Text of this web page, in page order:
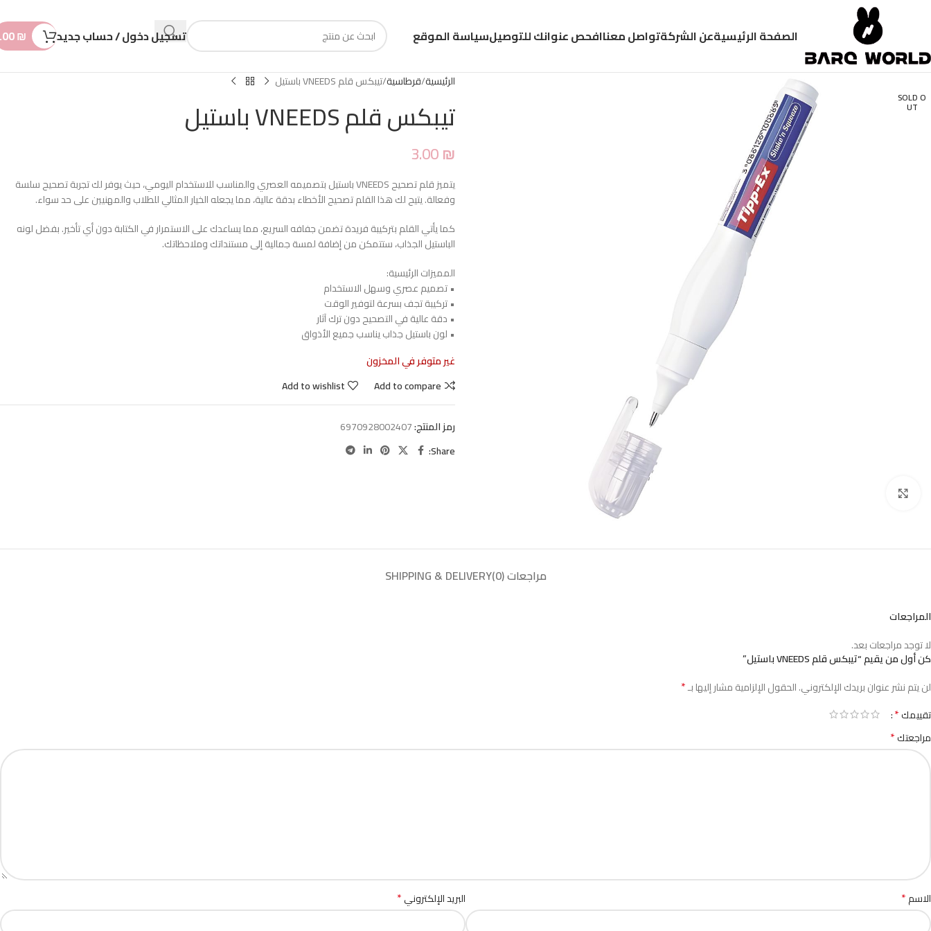
الصفحة الرئيسيةعن الشركةتواصل معناافحص عنوانك للتوصيلسياسة الموقع تسجيل دخول / حساب جديد ₪
SOLD O
UT
الرئيسية قرطاسية تيبكس قلم VNEEDS باستيل
تيبكس قلم VNEEDS باستيل
3.00₪
يتميز قلم تصحيح VNEEDS باستيل بتصميمه العصري والمناسب للاستخدام اليومي، حيث يوفر لك تجربة تصحيح سلسة
وفعالة. يتيح لك هذا القلم تصحيح الأخطاء بدقة عالية، مما يجعله الخيار المثالي للطلاب والمهنيين على حد سواء.
كما يأتي القلم بتركيبة فريدة تضمن جفافه السريع، مما يساعدك على الاستمرار في الكتابة دون أي تأخير. بفضل لونه
الباستيل الجذاب، ستتمكن من إضافة لمسة جمالية إلى مستنداتك وملاحظاتك.
المميزات الرئيسية:
• تصميم عصري وسهل الاستخدام
• تركيبة تجف بسرعة لتوفير الوقت
• دقة عالية في التصحيح دون ترك آثار
• لون باستيل جذاب يناسب جميع الأذواق
غير متوفر في المخزون
Add to compare
Add to wishlist
رمز المنتج:6970928002407
Share:
مراجعات (0) SHIPPING & DELIVERY
المراجعات
لا توجد مراجعات بعد.
كن أول من يقيم “تيبكس قلم VNEEDS باستيل”
لن يتم نشر عنوان بريدك الإلكتروني.الحقول الإلزامية مشار إليها بـ*
تقييمك*
مراجعتك*
الاسم* البريد الإلكتروني*